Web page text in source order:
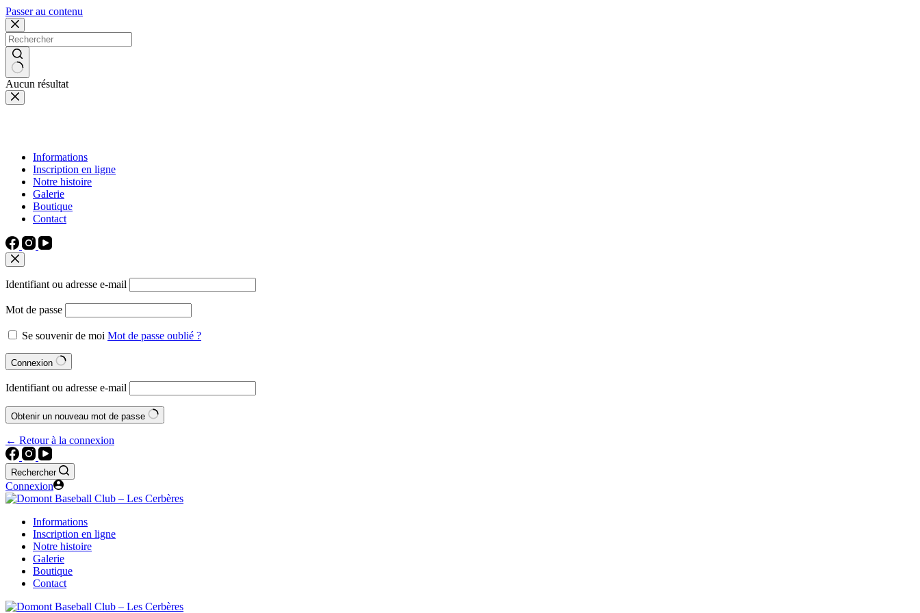
Passer au contenu
Aucun résultat
Informations
Inscription en ligne
Notre histoire
Galerie
Boutique
Contact
Identifiant ou adresse e-mail
Mot de passe
Se souvenir de moi Mot de passe oublié ?
Connexion
Identifiant ou adresse e-mail
Obtenir un nouveau mot de passe
← Retour à la connexion
Rechercher
Connexion
Informations
Inscription en ligne
Notre histoire
Galerie
Boutique
Contact